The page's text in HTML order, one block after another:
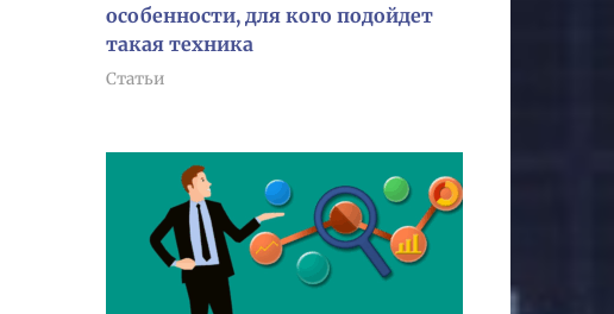
особенности, для кого подойдет
такая техника
Статьи